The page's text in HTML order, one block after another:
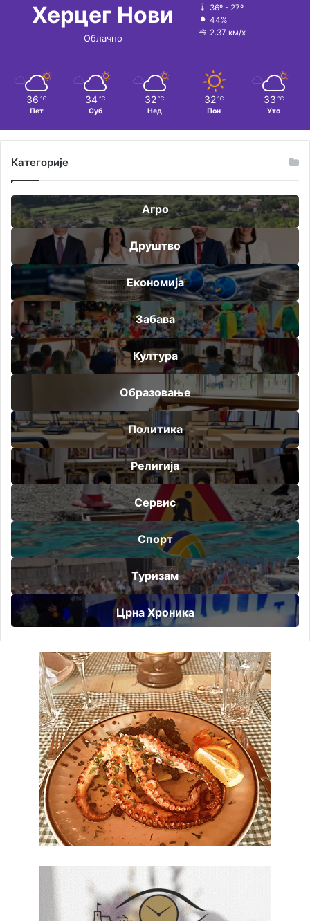
Херцег Нови
Облачно
36º - 27º
44%
2.37 км/х
36 ℃
Пет
34 ℃
Суб
32 ℃
Нед
32 ℃
Пон
33 ℃
Уто
Категорије
Агро
Друштво
Економија
Забава
Култура
Образовање
Политика
Религија
Сервис
Спорт
Туризам
Црна Хроника